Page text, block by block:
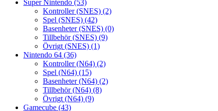
Super Nintendo (53)
Kontroller (SNES) (2)
Spel (SNES) (42)
Basenheter (SNES) (0)
Tillbehör (SNES) (9)
Övrigt (SNES) (1)
Nintendo 64 (36)
Kontroller (N64) (2)
Spel (N64) (15)
Basenheter (N64) (2)
Tillbehör (N64) (8)
Övrigt (N64) (9)
Gamecube (43)